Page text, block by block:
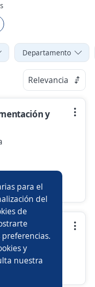
para el
del
de
y
nuestra
Departamento
Relevancia
y